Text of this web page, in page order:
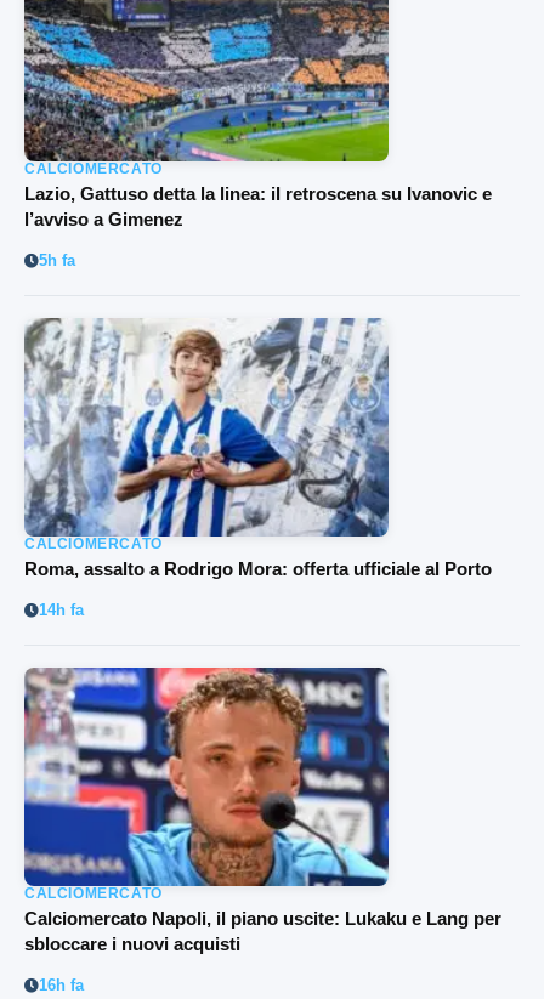
CALCIOMERCATO
Lazio, Gattuso detta la linea: il retroscena su Ivanovic e
l’avviso a Gimenez
5h fa
CALCIOMERCATO
Roma, assalto a Rodrigo Mora: offerta ufficiale al Porto
14h fa
CALCIOMERCATO
Calciomercato Napoli, il piano uscite: Lukaku e Lang per
sbloccare i nuovi acquisti
16h fa